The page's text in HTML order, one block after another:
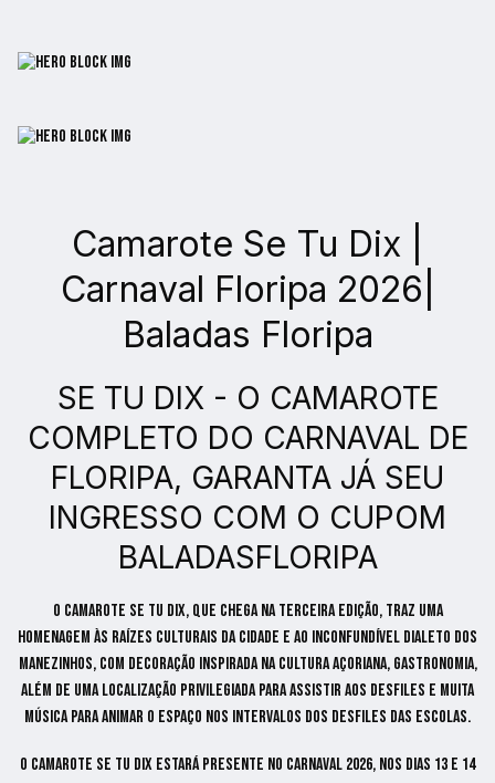
Camarote Se Tu Dix |
Carnaval Floripa 2026|
Baladas Floripa
SE TU DIX - O CAMAROTE
COMPLETO DO CARNAVAL DE
FLORIPA, GARANTA JÁ SEU
INGRESSO COM O CUPOM
BALADASFLORIPA
O Camarote Se Tu Dix, que chega na terceira edição, traz uma
homenagem às raízes culturais da cidade e ao inconfundível dialeto dos
manezinhos, com decoração inspirada na cultura açoriana, gastronomia,
além de uma localização privilegiada para assistir aos desfiles e muita
música para animar o espaço nos intervalos dos desfiles das escolas.
O Camarote Se Tu Dix estará presente no Carnaval 2026, nos dias 13 e 14